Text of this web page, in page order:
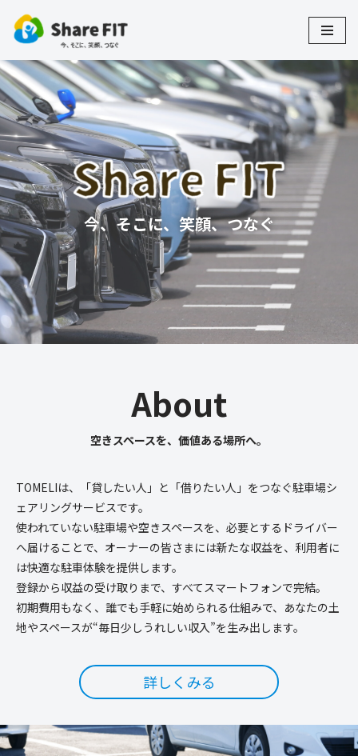
コ
ン
テ
ン
ツ
へ
ス
キ
ッ
プ
今、そこに、笑顔、つなぐ
About
空きスペースを、価値ある場所へ。
TOMELIは、「貸したい人」と「借りたい人」をつなぐ駐車場シ
ェアリングサービスです。
使われていない駐車場や空きスペースを、必要とするドライバー
へ届けることで、オーナーの皆さまには新たな収益を、利用者に
は快適な駐車体験を提供します。
登録から収益の受け取りまで、すべてスマートフォンで完結。
初期費用もなく、誰でも手軽に始められる仕組みで、あなたの土
地やスペースが“毎日少しうれしい収入”を生み出します。
詳しくみる